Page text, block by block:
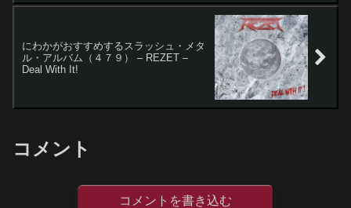
にわかがおすすめするスラッシュ・メタ
ル・アルバム（４７９） – REZET –
Deal With It!
コメント
コメントを書き込む